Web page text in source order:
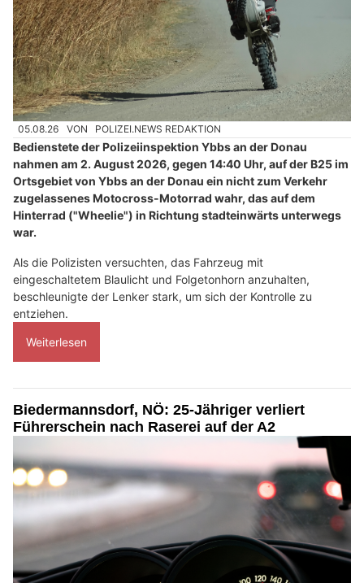
05.08.26 VON POLIZEI.NEWS REDAKTION
Bedienstete der Polizeiinspektion Ybbs an der Donau
nahmen am 2. August 2026, gegen 14:40 Uhr, auf der B25 im
Ortsgebiet von Ybbs an der Donau ein nicht zum Verkehr
zugelassenes Motocross-Motorrad wahr, das auf dem
Hinterrad ("Wheelie") in Richtung stadteinwärts unterwegs
war.
Als die Polizisten versuchten, das Fahrzeug mit
eingeschaltetem Blaulicht und Folgetonhorn anzuhalten,
beschleunigte der Lenker stark, um sich der Kontrolle zu
entziehen.
Weiterlesen
Biedermannsdorf, NÖ: 25-Jähriger verliert
Führerschein nach Raserei auf der A2